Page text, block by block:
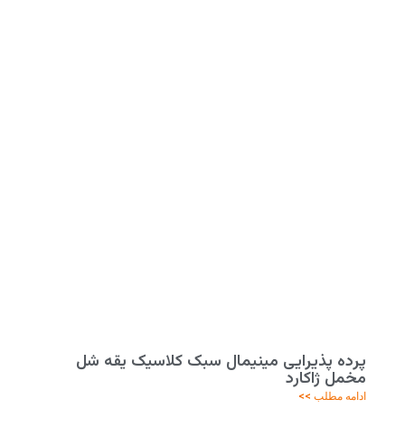
پرده پذیرایی مینیمال سبک کلاسیک یقه شل
مخمل ژاکارد
ادامه مطلب >>